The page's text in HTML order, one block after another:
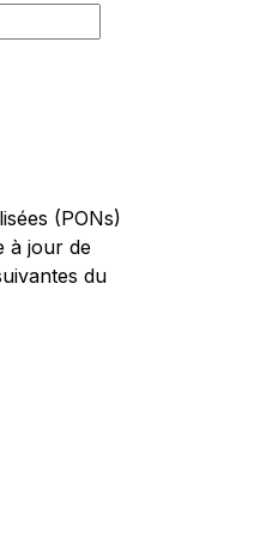
(PONs)
à jour de
du